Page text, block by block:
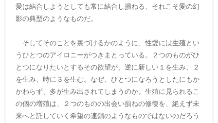
愛は結合しようとしても常に結合し損ねる、それこそ愛の幻
影の典型のようなものだ。
そしてそのことを裏づけるかのように、性愛には生殖とい
うひとつのアイロニーがつきまとっている。２つのものがひ
とつになりたいとするその欲望が、逆に新しい１を生み、２
を生み、時に３を生む。なぜ、ひとつになろうとしたにもか
かわらず、多が生み出されてしまうのか。生殖に見られるこ
の個の増殖は、２つのものの出会い損ねの修復を、絶えず未
来へと託していく希望の連鎖のようなものではないのだろう